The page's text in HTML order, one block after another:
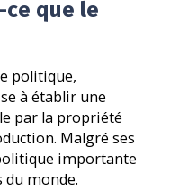
ce que le
politique,
à établir une
par la propriété
Malgré ses
importante
du monde.